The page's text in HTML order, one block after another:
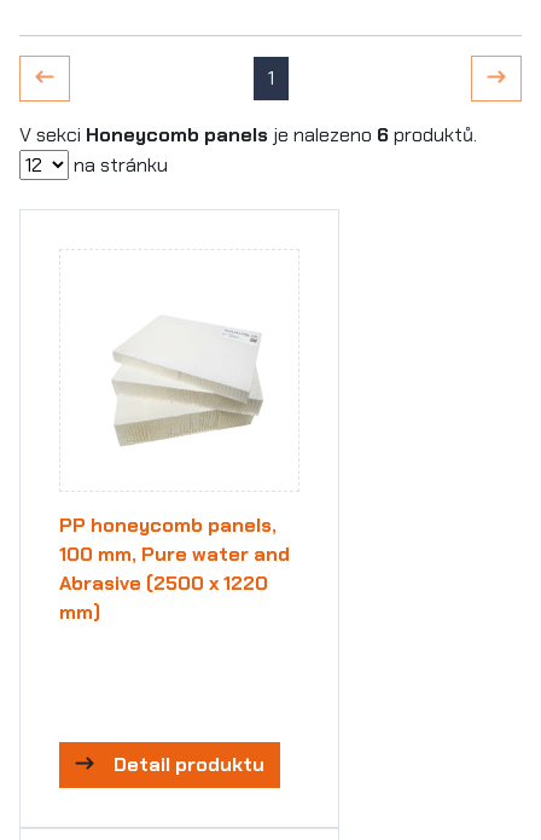
1
V sekci Honeycomb panels je nalezeno 6produktů.
na stránku
PP honeycomb panels,
100 mm, Pure water and
Abrasive (2500 x 1220
mm)
Detail produktu